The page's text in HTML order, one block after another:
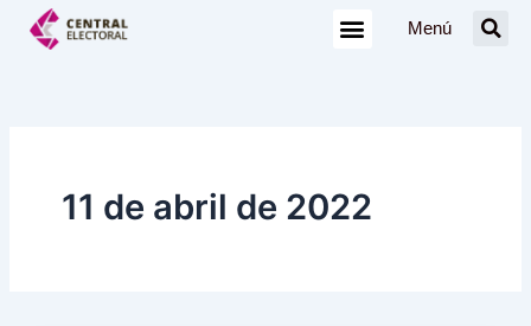
Menú
11 de abril de 2022